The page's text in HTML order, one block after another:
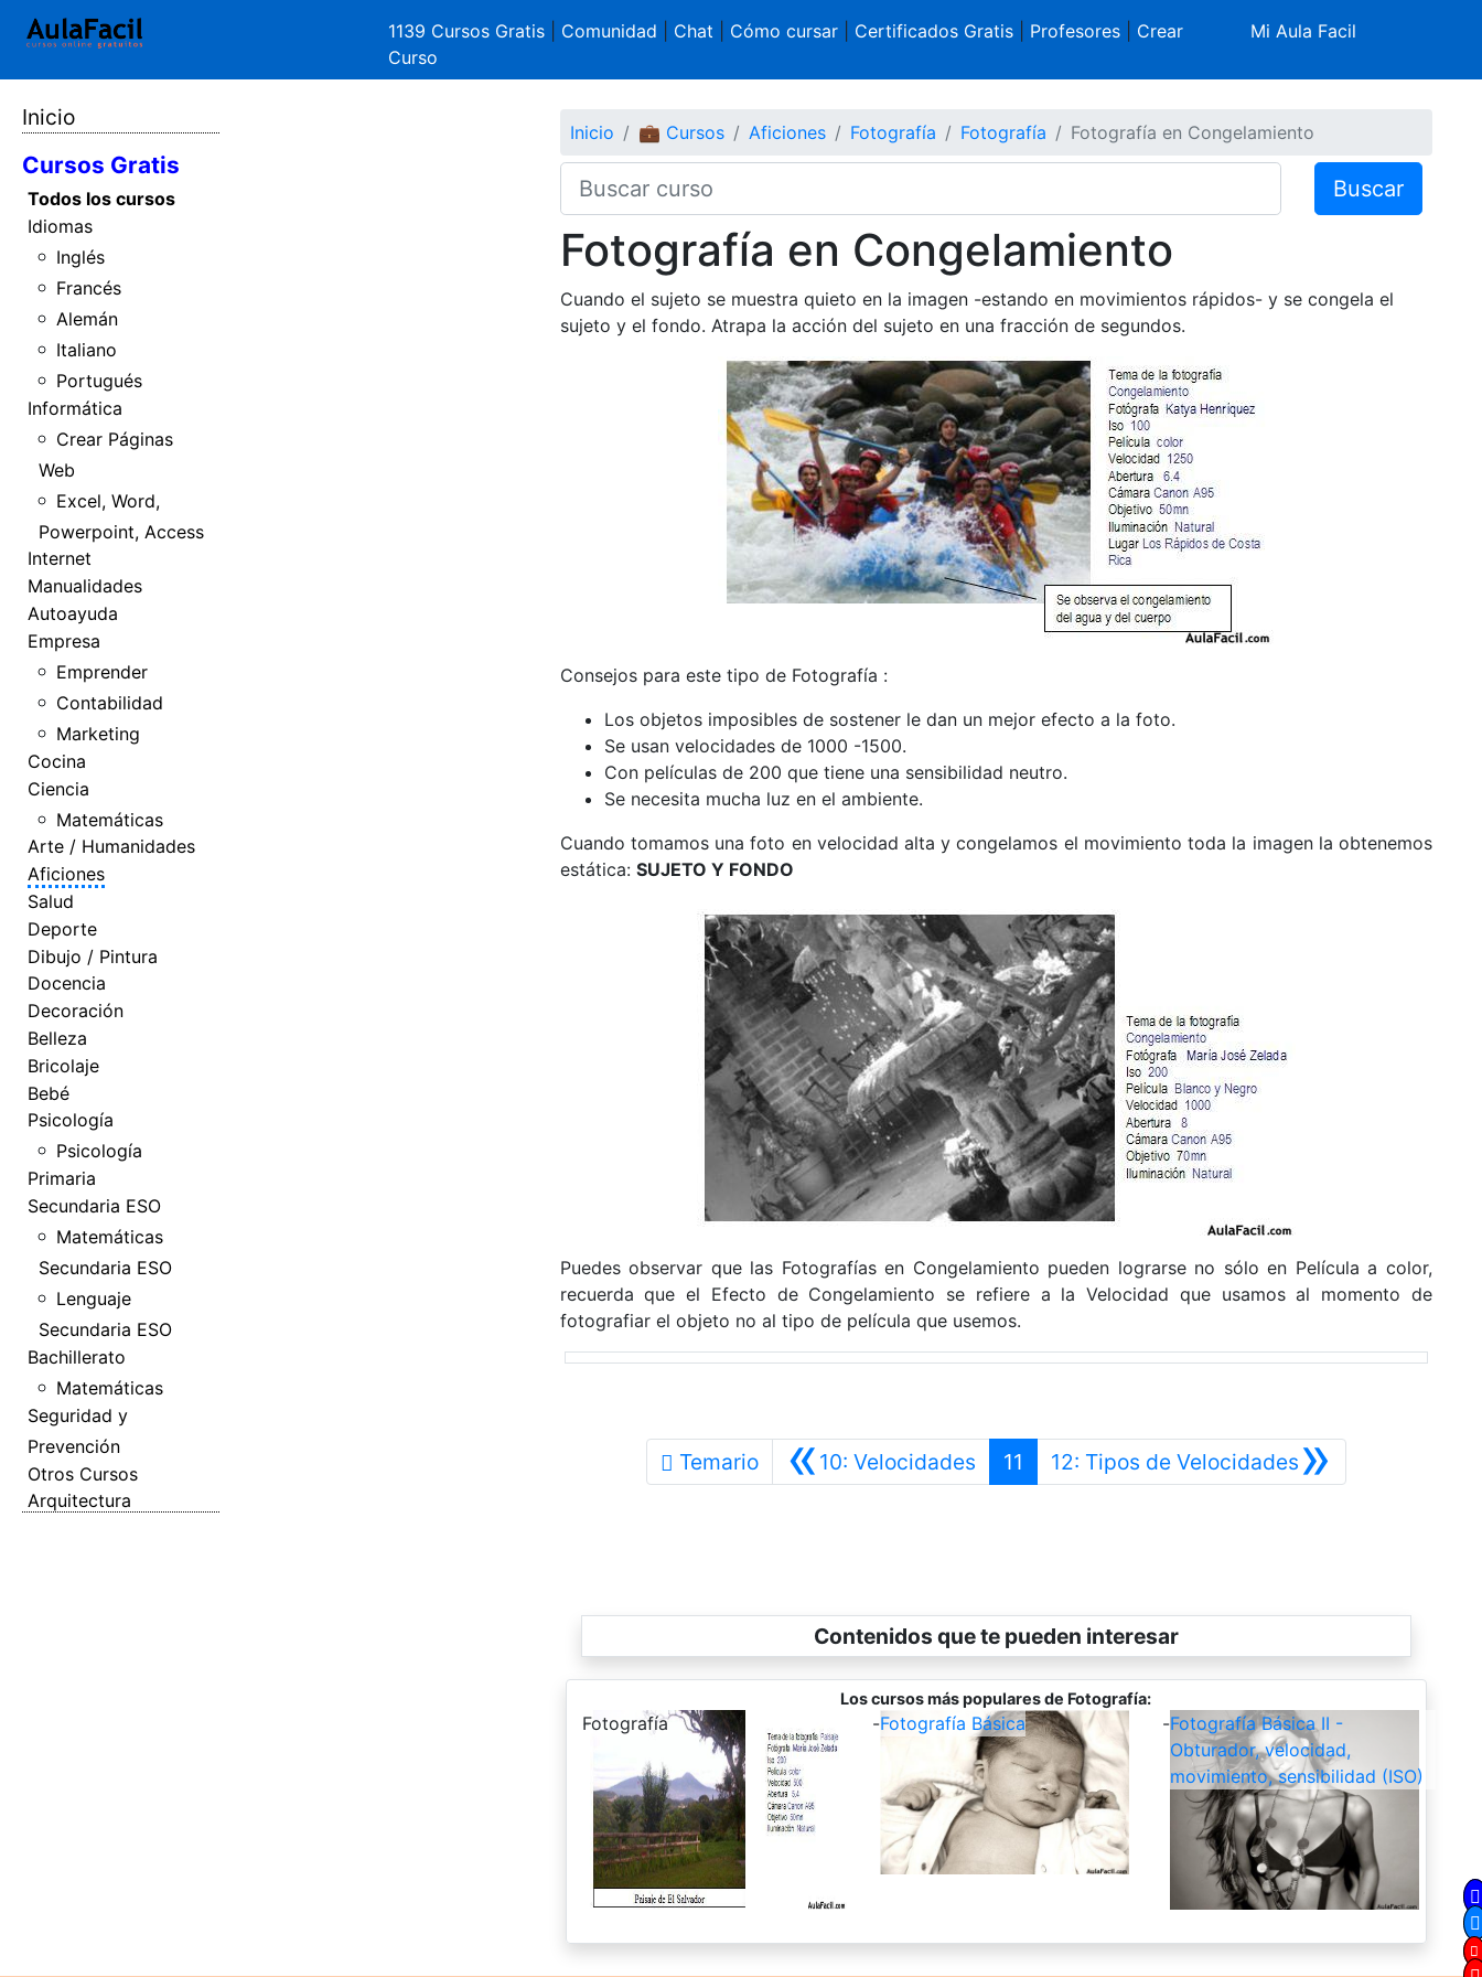
1139 Cursos Gratis Comunidad Chat Cómo cursar| Certificados Gratis| Profesores| Crear
Curso
Mi Aula Facil
Inicio
Cursos Gratis
Todos los cursos
Idiomas
Inglés
Francés
Alemán
Italiano
Portugués
Informática
Crear Páginas
Web
Excel, Word,
Powerpoint, Access
Internet
Manualidades
Autoayuda
Empresa
Emprender
Contabilidad
Marketing
Cocina
Ciencia
Matemáticas
Arte / Humanidades
Aficiones
Salud
Deporte
Dibujo / Pintura
Docencia
Decoración
Belleza
Bricolaje
Bebé
Psicología
Psicología
Primaria
Secundaria ESO
Matemáticas
Secundaria ESO
Lenguaje
Secundaria ESO
Bachillerato
Matemáticas
Seguridad y
Prevención
Otros Cursos
Arquitectura
Inicio 💼 Cursos Aficiones Fotografía Fotografía Fotografía en Congelamiento
Buscar
Fotografía en Congelamiento
Cuando el sujeto se muestra quieto en la imagen -estando en movimientos rápidos- y se congela el
sujeto y el fondo. Atrapa la acción del sujeto en una fracción de segundos.
Consejos para este tipo de Fotografía :
Los objetos imposibles de sostener le dan un mejor efecto a la foto.
Se usan velocidades de 1000 -1500.
Con películas de 200 que tiene una sensibilidad neutro.
Se necesita mucha luz en el ambiente.
Cuando tomamos una foto en velocidad alta y congelamos el movimiento toda la imagen la obtenemos
estática: SUJETO Y FONDO
Puedes observar que las Fotografías en Congelamiento pueden lograrse no sólo en Película a color,
recuerda que el Efecto de Congelamiento se refiere a la Velocidad que usamos al momento de
fotografiar el objeto no al tipo de película que usemos.
Temario «10: VelocidadesAnterior
11 »
12: Tipos de VelocidadesSiguiente
Contenidos que te pueden interesar
Los cursos más populares de Fotografía:
-
Fotografía -Fotografía Básica -Fotografía Básica II -
Obturador, velocidad,
movimiento, sensibilidad (ISO)